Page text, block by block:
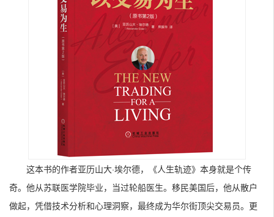
这本书的作者亚历山大·埃尔德，《人生轨迹》本身就是个传
奇。他从苏联医学院毕业，当过轮船医生。移民美国后，他从散户
做起，凭借技术分析和心理洞察，最终成为华尔街顶尖交易员。更